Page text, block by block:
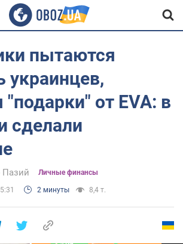
пытаются
украинцев,
"подарки" от EVA: в
сделали
Пазий Личные финансы
2 минуты 8,4 т.